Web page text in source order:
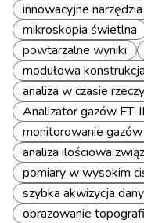
innowacyjne
mikroskopia świetlna
powtarzalne wyniki
modułowa konstrukcja
analiza w czasie
Analizator gazów FT-
monitorowanie
analiza ilościowa
pomiary w wysokim
szybka akwizycja
obrazowanie